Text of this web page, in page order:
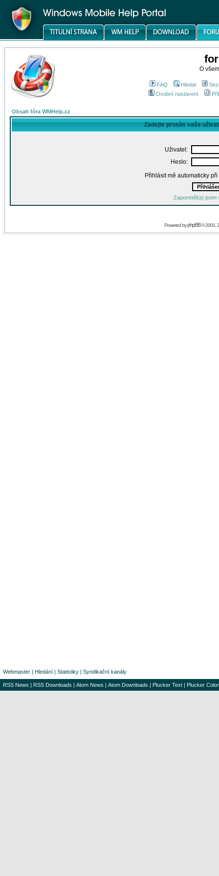
O
FAQ Hledat
Osobní nastavení
Obsah fóra WMHelp.cz
Zadejte prosím vaše
Uživatel:
Heslo:
Přihlásit mě automaticky
Zapomněl(a) jsem
Powered byphpBB© 2001,
Webmaster | Hledání | Statistiky | Syndikační kanály
RSS News | RSS Downloads | Atom News | Atom Downloads | Plucker Text | Plucker Color